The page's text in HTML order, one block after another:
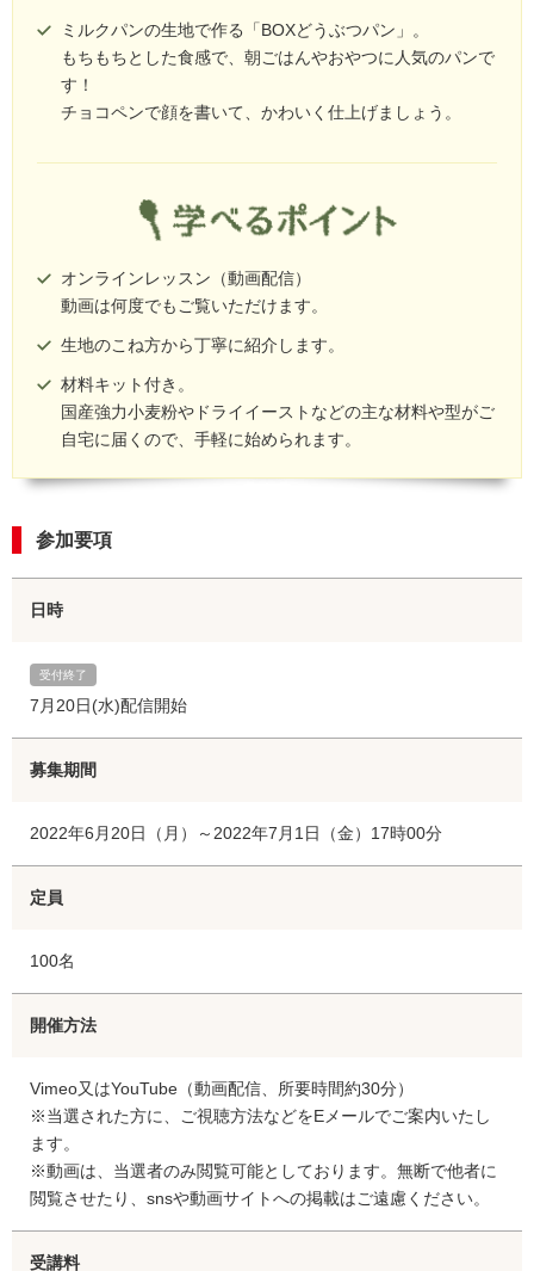
ミルクパンの生地で作る「BOXどうぶつパン」。
もちもちとした食感で、朝ごはんやおやつに人気のパンで
す！
チョコペンで顔を書いて、かわいく仕上げましょう。
オンラインレッスン（動画配信）
動画は何度でもご覧いただけます。
生地のこね方から丁寧に紹介します。
材料キット付き。
国産強力小麦粉やドライイーストなどの主な材料や型がご
自宅に届くので、手軽に始められます。
参加要項
日時
受付終了
7月20日(水)配信開始
募集期間
2022年6月20日（月）～2022年7月1日（金）17時00分
定員
100名
開催方法
Vimeo又はYouTube（動画配信、所要時間約30分）
※当選された方に、ご視聴方法などをEメールでご案内いたし
ます。
※動画は、当選者のみ閲覧可能としております。無断で他者に
閲覧させたり、snsや動画サイトへの掲載はご遠慮ください。
受講料